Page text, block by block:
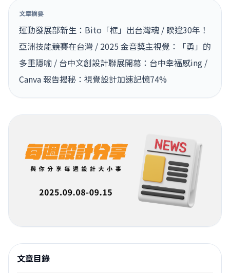
文章摘要
運動發展部新生：Bito「框」出台灣魂 / 睽違30年！
亞洲技能競賽在台灣 / 2025 金音獎主視覺：「勇」的
多重隱喻 / 台中文創設計聯展開幕：台中幸福感ing /
Canva 報告揭秘：視覺設計加速記憶74%
文章目錄